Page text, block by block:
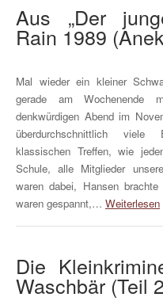
Aus „Der
Rain 1989
Mal wieder ein kleiner
gerade am Wochenende
denkwürdigen Abend im
überdurchschnittlich viele
klassischen Treffen, wie
Schule, alle Mitglieder
waren dabei, Hansen
waren gespannt,… Weiterlesen
Die
Waschbär (Teil